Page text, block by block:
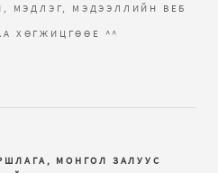
МЭДЛЭГ, МЭДЭЭЛЛИЙН ВЕБ
ХӨГЖИЦГӨӨЕ ^^
МОНГОЛ ЗАЛУУС